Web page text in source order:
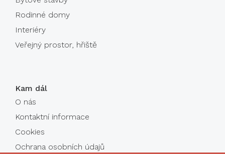
Rodinné domy
Interiéry
Veřejný prostor, hřiště
Kam dál
O nás
Kontaktní informace
Cookies
Ochrana osobních údajů